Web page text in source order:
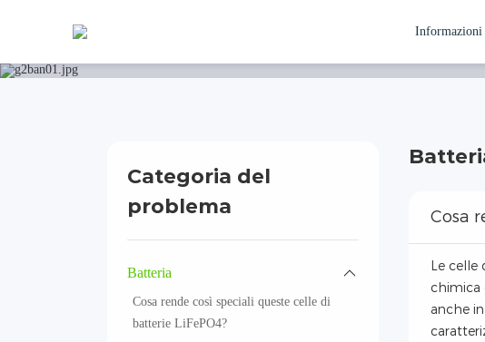
Informazioni
Categoria del
problema
Batteria
Cosa rende così speciali queste celle di
batterie LiFePO4?
Cosa
Le celle
chimica
anche